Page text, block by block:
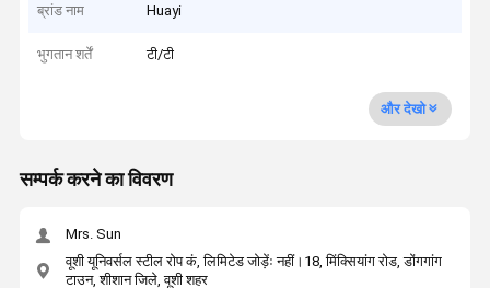
ब्रांड नाम Huayi
भुगतान शर्तें टी/टी
और देखो
सम्पर्क करने का विवरण
Mrs. Sun
वूशी यूनिवर्सल स्टील रोप कं, लिमिटेड जोड़ेंः नहीं।18, मिंक्सियांग रोड, डोंगगांग
टाउन, शीशान जिले, वूशी शहर